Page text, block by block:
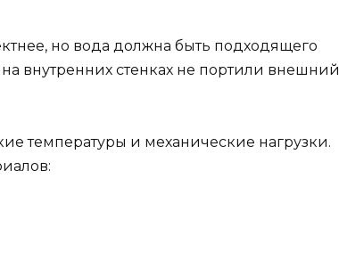
но вода должна быть подходящего
внутренних стенках не портили внешний
температуры и механические нагрузки.